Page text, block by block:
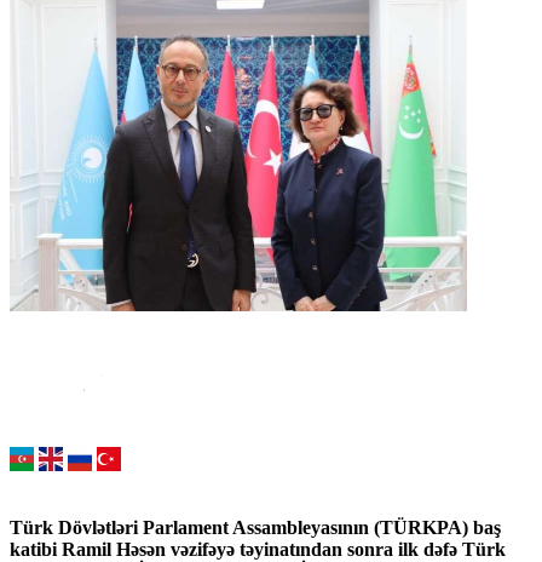
Türk Dövlətləri Parlament Assambleyasının (TÜRKPA) baş
katibi Ramil Həsən vəzifəyə təyinatından sonra ilk dəfə Türk